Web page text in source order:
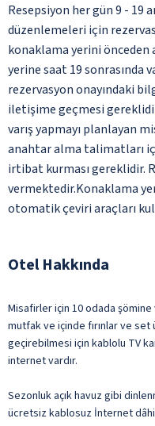
Resepsiyon her gün 9 - 19
düzenlemeleri için
konaklama yerini önceden
yerine saat 19 sonrasında
rezervasyon onayındaki
iletişime geçmesi
varış yapmayı planlayan
anahtar alma talimatları
irtibat kurması gereklidir.
vermektedir.Konaklama
otomatik çeviri araçları
Otel Hakkında
Misafirler için 10 odada
mutfak ve içinde fırınlar ve
geçirebilmesi için kablolu TV
internet vardır.
Sezonluk açık havuz gibi
ücretsiz kablosuz İnternet